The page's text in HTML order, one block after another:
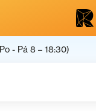
- Pá 8 – 18:30)